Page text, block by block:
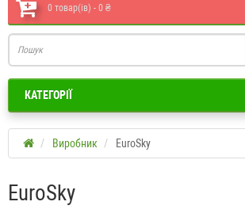
0 товар(ів) - 0 ₴
КАТЕГОРІЇ
Виробник EuroSky
EuroSky